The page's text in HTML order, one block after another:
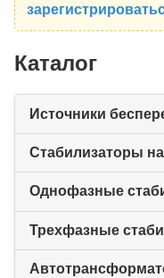
Каталог
Источники
Однофазные
Трехфазные